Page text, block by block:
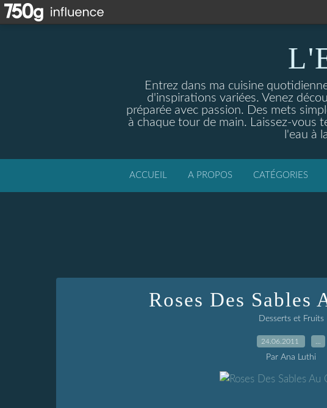
Entrez dans ma cuisine
d'inspirations variées. Venez
préparée avec passion. Des mets
à chaque tour de main. Laissez-vous
l'eau à
ACCUEIL A PROPOS CATÉGORIES
Roses Des Sables
Desserts et Fruits
24.06.2011
Par Ana Luthi